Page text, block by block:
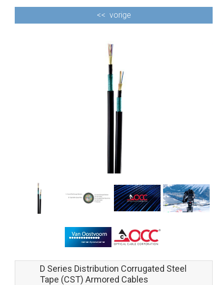
<< vorige
D Series Distribution Corrugated Steel
Tape (CST) Armored Cables